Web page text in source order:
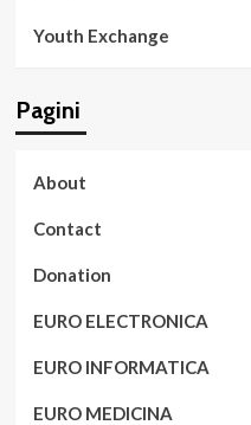
Youth Exchange
Pagini
About
Contact
Donation
EURO ELECTRONICA
EURO INFORMATICA
EURO MEDICINA